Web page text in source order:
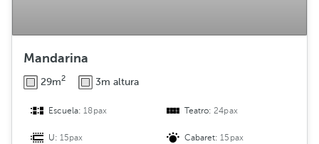
Mandarina
29m2 3m altura
Escuela:18pax Teatro:24pax
U:15pax Cabaret:15pax